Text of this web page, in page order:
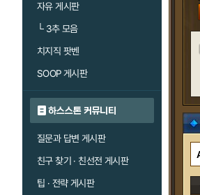
자유 게시판
└3추 모음
치지직 팟벤
SOOP 게시판
하스스톤 커뮤니티
질문과 답변 게시판
친구 찾기 · 친선전 게시판
팁 · 전략 게시판